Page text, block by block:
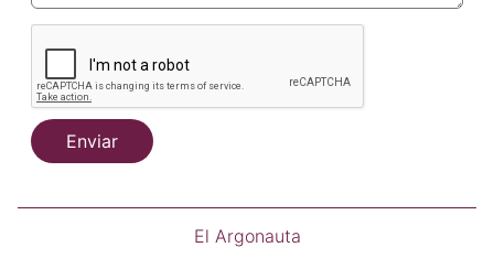
Enviar
El Argonauta